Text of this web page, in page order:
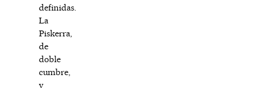
definidas.
La
Piskerra,
de
doble
cumbre,
y